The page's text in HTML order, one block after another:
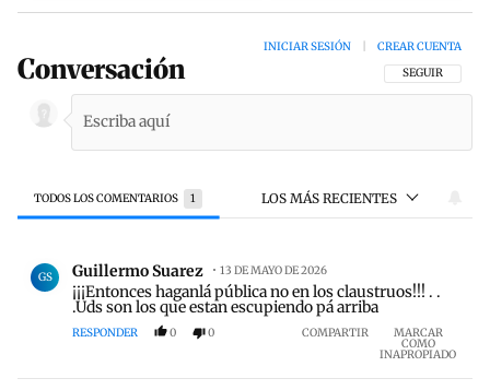
Conversación SIGA ESTA
SEGUIR
INICIAR SESIÓN CREAR CUENTA
TODOS LOS COMENTARIOS 1 LOS MÁS RECIENTES
Todos los comentarios
GS Guillermo Suarez 13 DE MAYO DE 2026
¡¡¡Entonces haganlá pública no en los claustruos!!! . .
.Uds son los que estan escupiendo pá arriba
RESPONDER 0 0 COMPARTIR MARCAR
COMO
INAPROPIADO